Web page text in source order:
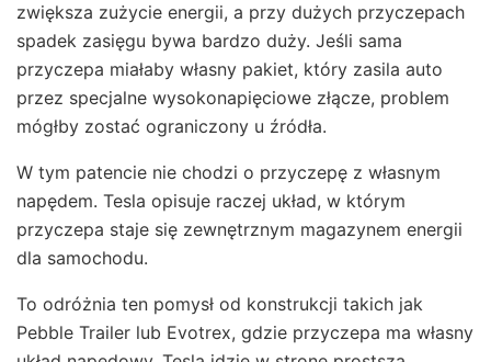
zwiększa zużycie energii, a przy dużych przyczepach
spadek zasięgu bywa bardzo duży. Jeśli sama
przyczepa miałaby własny pakiet, który zasila auto
przez specjalne wysokonapięciowe złącze, problem
mógłby zostać ograniczony u źródła.
W tym patencie nie chodzi o przyczepę z własnym
napędem. Tesla opisuje raczej układ, w którym
przyczepa staje się zewnętrznym magazynem energii
dla samochodu.
To odróżnia ten pomysł od konstrukcji takich jak
Pebble Trailer lub Evotrex, gdzie przyczepa ma własny